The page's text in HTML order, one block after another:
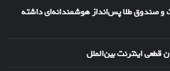
و صندوق طلا پس‌انداز هوشمندانه‌ای داشته
اینترنت بین‌الملل